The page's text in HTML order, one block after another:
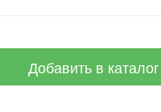
Добавить в каталог